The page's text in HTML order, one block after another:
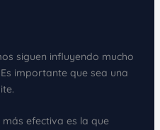
siguen influyendo mucho
importante que sea una
más efectiva es la que